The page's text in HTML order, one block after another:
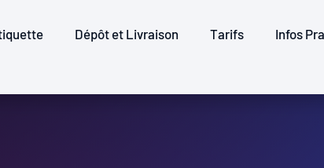
Dépôt et Livraison Tarifs Infos